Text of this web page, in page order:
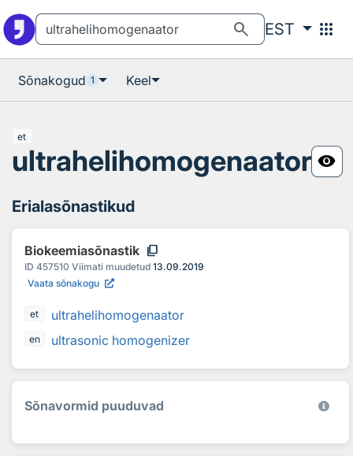
search EST apps
Sõnakogud 1 Keel
et
ultrahelihomogenaator visibility
Erialasõnastikud
Biokeemiasõnastik content_copy
ID 457510 Viimati muudetud 13.09.2019
Vaata sõnakogu
et ultrahelihomogenaator
en ultrasonic homogenizer
Sõnavormid puuduvad